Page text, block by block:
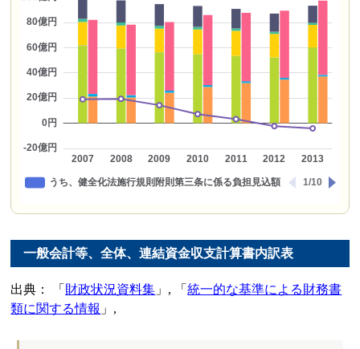
一般会計等、全体、連結資金収支計算書内訳表
出典： 財政状況資料集 ,
統一的な基準による財務書
類に関する情報
,